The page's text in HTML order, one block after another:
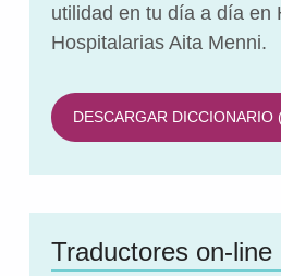
utilidad en tu día a día en
Hospitalarias Aita Menni.
DESCARGAR
Traductores on-line